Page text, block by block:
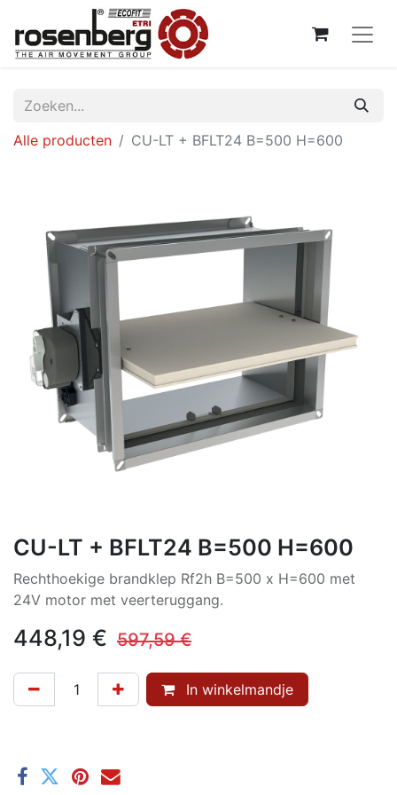
Alle producten CU-LT + BFLT24 B=500 H=600
CU-LT + BFLT24 B=500 H=600
Rechthoekige brandklep Rf2h B=500 x H=600 met
24V motor met veerteruggang.
448,19 € 597,59€
In winkelmandje